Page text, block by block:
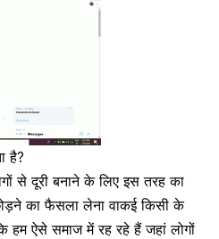
है?
से दूरी बनाने के लिए इस तरह का
का फैसला लेना वाकई किसी के
हम ऐसे समाज में रह रहे हैं जहां लोगों